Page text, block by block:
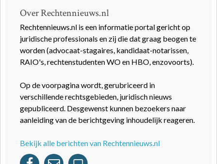
Over Rechtennieuws.nl
Rechtennieuws.nl is een informatie portal gericht op
juridische professionals en zij die dat graag beogen te
worden (advocaat-stagaires, kandidaat-notarissen,
RAIO's, rechtenstudenten WO en HBO, enzovoorts).
Op de voorpagina wordt, gerubriceerd in
verschillende rechtsgebieden, juridisch nieuws
gepubliceerd. Desgewenst kunnen bezoekers naar
aanleiding van de berichtgeving inhoudelijk reageren.
Bekijk alle berichten van Rechtennieuws.nl